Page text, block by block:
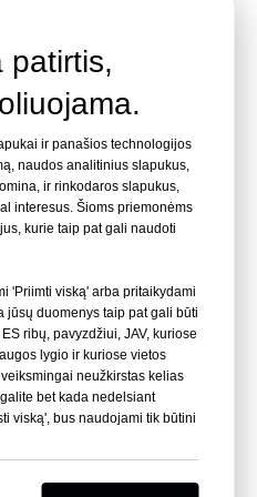
vaizdo įrašą
Akrilo plokštės pranašumai
ir trūkumai - Leyu
Pasiteirauti
patirtis,
ir panašios technologijos
naudos analitinius slapukus,
ir rinkodaros slapukus,
interesus. Šioms priemonėms
kurie taip pat gali naudoti
'Priimti viską' arba pritaikydami
jūsų duomenys taip pat gali būti
ribų, pavyzdžiui, JAV, kuriose
lygio ir kuriose vietos
neužkirstas kelias
bet kada nedelsiant
viską', bus naudojami tik būtini